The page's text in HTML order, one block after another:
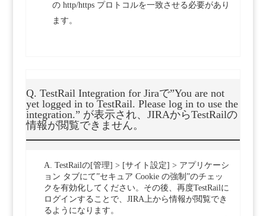
の http/https プロトコルを一致させる必要があり
ます。
Q. TestRail Integration for Jiraで”You are not
yet logged in to TestRail. Please log in to use the
integration.” が表示され、JIRAからTestRailの
情報が閲覧できません。
A. TestRailの[管理] > [サイト設定] > アプリケーシ
ョン タブにて”セキュア Cookie の強制”のチェッ
クを有効化してください。その後、再度TestRailに
ログインすることで、JIRA上から情報が閲覧でき
るようになります。